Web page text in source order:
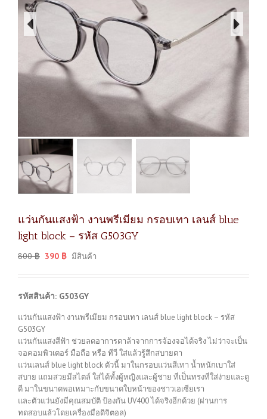
แว่นกันแสงฟ้า งานพรีเมียม กรอบเทา เลนส์ blue
light block – รหัส G503GY
800฿ 390 ฿ มีสินค้า
รหัสสินค้า: G503GY
แว่นกันแสงฟ้า งานพรีเมียม กรอบเทา เลนส์ blue light block – รหัส
G503GY
แว่นกันแสงสีฟ้า ช่วยลดอาการตาล้าจากการจ้องจอได้จริง ไม่ว่าจะเป็น
จอคอมพิวเตอร์ มือถือ หรือ ทีวี ใส่แล้วรู้สึกสบายตา
แว่นเลนส์ blue light block ตัวนี้ มาในกรอบแว่นสีเทา น้ำหนักเบาใส่
สบาย แถมสวยมีสไตล์ ใส่ได้ทั้งผู้หญิงและผู้ชาย ที่เป็นทรงที่ใส่ง่ายและดู
ดี มาในขนาดพอเหมาะกับขนาดใบหน้าของชาวเอเซียเรา
และตัวแว่นยังมีคุณสมบัติ ป้องกัน UV400 ได้จริงอีกด้วย (ผ่านการ
ทดสอบแล้วโดยเครื่องมือดิจิตอล)